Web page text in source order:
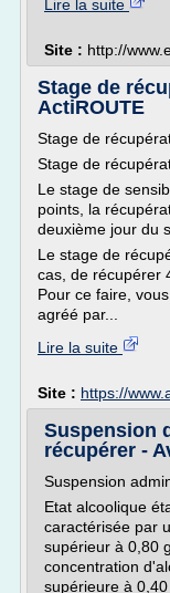
Lire la suite
Site : http://
Stage de
ActiROUTE
Stage de
Stage de
Le stage de
points, la
deuxième jour du
Le stage de
cas, de récupérer
Pour ce faire,
agréé par...
Lire la suite
Site : https://
Suspension
récupérer -
Suspension
Etat alcoolique
caractérisée par
supérieur à 0,80
concentration
supérieure à